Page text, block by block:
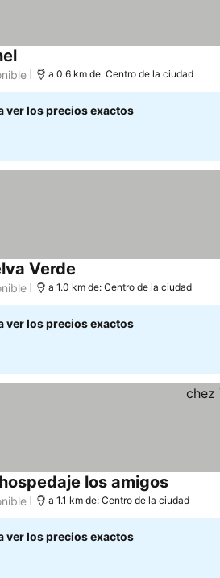
a 0.6 km de: Centro de la ciudad
ver los precios exactos
Verde
a 1.0 km de: Centro de la ciudad
ver los precios exactos
los amigos
a 1.1 km de: Centro de la ciudad
ver los precios exactos